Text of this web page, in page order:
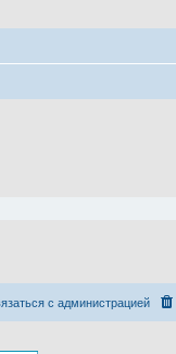
с администрацией